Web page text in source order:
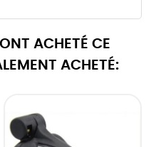
ACHETÉ CE
ACHETÉ: